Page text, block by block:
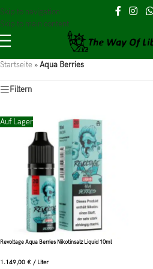
Skip to navigation
Skip to main content
Startseite »Aqua Berries
Filtern
Auf Lager
Revoltage Aqua Berries Nikotinsalz Liquid 10ml
1.149,00 € / Liter